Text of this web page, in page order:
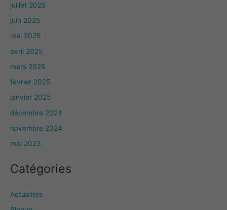
juillet 2025
juin 2025
mai 2025
avril 2025
mars 2025
février 2025
janvier 2025
décembre 2024
novembre 2024
mai 2023
Catégories
Actualités